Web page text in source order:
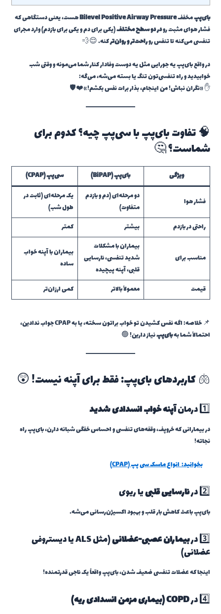
بای‌پپمخففBilevel Positive Airway Pressureهست، یعنی دستگاهی که
فشار هوای مثبت رودر دو سطح مختلف(یکی برای دم و یکی برای بازدم) وارد مجرای
تنفسی می‌کنه تا تنفس روراحت‌تر و روان‌ترکنه. 😌💨
در واقع بای‌پپ یه جورایی مثل یه دوست وفادار کنار شما می‌مونه و وقتی شب
خوابیدید و راه تنفسی‌تون تنگ یا بسته می‌شه، می‌گه:
✋ «نگران نباش! من اینجام، بذار برات نفس بکشم!» ❤️🛡️
🧠 تفاوت بای‌پپ با سی‌پپ چیه؟ کدوم برای
شماست؟ 🤔
ویژگی بای‌پپ (BiPAP) سی‌پپ (CPAP)
فشار هوا
دو مرحله‌ای (دم و بازدم
متفاوت)
یک مرحله‌ای (ثابت در
طول شب)
راحتی در بازدم
بیشتر کمتر
مناسب برای
بیماران با مشکلات
شدید تنفسی، نارسایی
قلبی، آپنه پیچیده
بیماران با آپنه خواب
ساده
قیمت معمولاً بالاتر کمی ارزان‌تر
📌 خلاصه: اگه نفس کشیدن تو خواب براتون سخته، یا به CPAP جواب ندادین،
احتمالاً شما بهبای‌پپنیاز دارین! 🟢
🫁 کاربردهای بای‌پپ: فقط برای آپنه نیست! 😲
1️⃣ درمان آپنه خواب انسدادی شدید
در بیمارانی که خروپف، وقفه‌های تنفسی و احساس خفگی شبانه دارن، بای‌پپ راه
نجاته!
بخوانید:انواع ماسک سی پپ (CPAP)
2️⃣ در نارسایی قلبییا ریوی
بای‌پپ باعث کاهش بار قلب و بهبود اکسیژن‌رسانی می‌شه.
3️⃣ در بیماران عصبی-عضلانی
(مثل ALS یا دیستروفی
عضلانی)
اینجا که عضلات تنفسی ضعیف شدن، بای‌پپ واقعاً یک ناجی قدرتمنده!
4️⃣ در COPD (بیماری مزمن انسدادی ریه)